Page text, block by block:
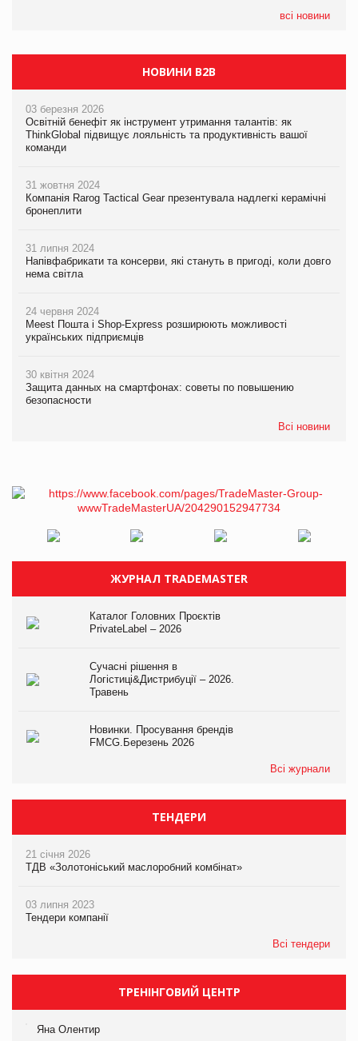
всі новини
НОВИНИ B2B
03 березня 2026
Освітній бенефіт як інструмент утримання талантів: як
ThinkGlobal підвищує лояльність та продуктивність вашої
команди
31 жовтня 2024
Компанія Rarog Tactical Gear презентувала надлегкі керамічні
бронеплити
31 липня 2024
Напівфабрикати та консерви, які стануть в пригоді, коли довго
нема світла
24 червня 2024
Meest Пошта і Shop-Express розширюють можливості
українських підприємців
30 квітня 2024
Защита данных на смартфонах: советы по повышению
безопасности
Всі новини
ЖУРНАЛ TRADEMASTER
Каталог Головних Проєктів
PrivateLabel – 2026
Сучасні рішення в
Логістиці&Дистрибуції – 2026.
Травень
Новинки. Просування брендів
FMCG.Березень 2026
Всі журнали
ТЕНДЕРИ
21 січня 2026
ТДВ «Золотоніський маслоробний комбінат»
03 липня 2023
Тендери компанії
Всі тендери
ТРЕНІНГОВИЙ ЦЕНТР
Яна Олентир